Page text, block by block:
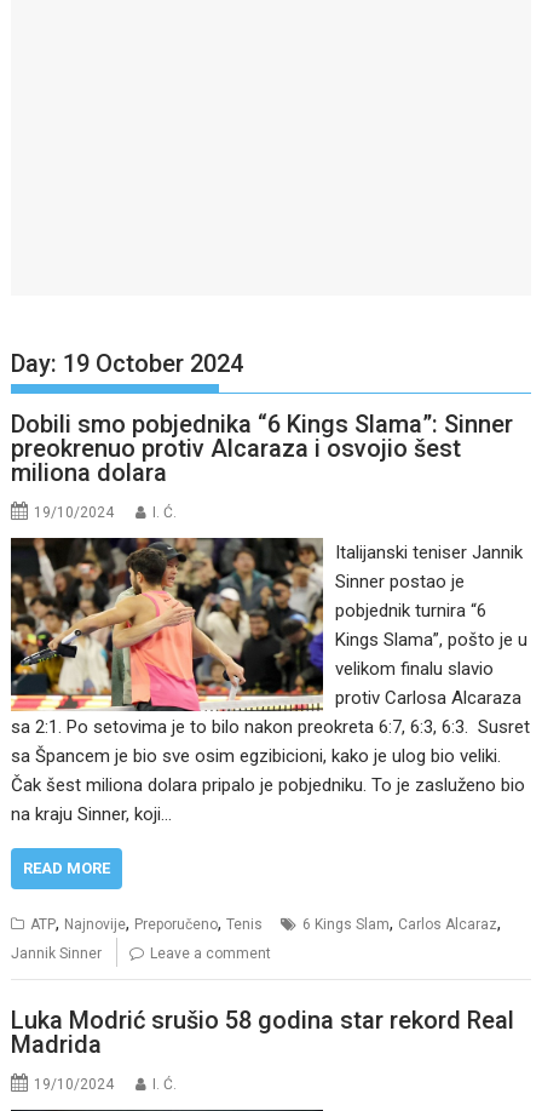
Day: 19 October 2024
Dobili smo pobjednika “6 Kings Slama”: Sinner
preokrenuo protiv Alcaraza i osvojio šest
miliona dolara
19/10/2024 I. Ć.
Italijanski teniser Jannik
Sinner postao je
pobjednik turnira “6
Kings Slama”, pošto je u
velikom finalu slavio
protiv Carlosa Alcaraza
sa 2:1. Po setovima je to bilo nakon preokreta 6:7, 6:3, 6:3. Susret
sa Špancem je bio sve osim egzibicioni, kako je ulog bio veliki.
Čak šest miliona dolara pripalo je pobjedniku. To je zasluženo bio
na kraju Sinner, koji…
READ MORE
ATP, Najnovije, Preporučeno,Tenis 6 Kings Slam, Carlos Alcaraz,
Jannik Sinner Leave a comment
Luka Modrić srušio 58 godina star rekord Real
Madrida
19/10/2024 I. Ć.